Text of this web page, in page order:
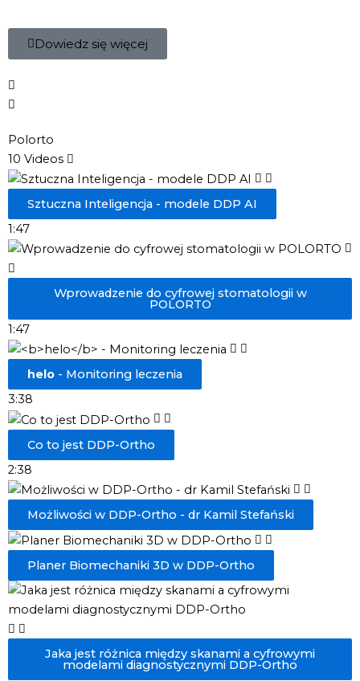
Dowiedz się więcej
Polorto
10 Videos
Sztuczna Inteligencja - modele DDP AI
1:47
Wprowadzenie do cyfrowej stomatologii w
POLORTO
1:47
helo - Monitoring leczenia
3:38
Co to jest DDP-Ortho
2:38
Możliwości w DDP-Ortho - dr Kamil Stefański
Planer Biomechaniki 3D w DDP-Ortho
Jaka jest różnica między skanami a cyfrowymi
modelami diagnostycznymi DDP-Ortho